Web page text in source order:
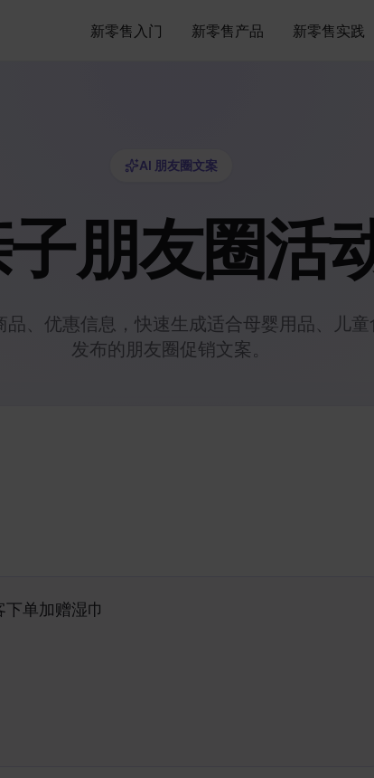
新零售入门 新零售产品 新零售实践
AI 朋友圈文案
朋友圈活
、优惠信息，快速生成适合母婴用品、儿
发布的朋友圈促销文案。